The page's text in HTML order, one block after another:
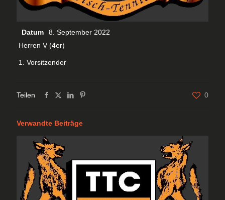
Datum
8. September 2022
Herren V (4er)
1. Vorsitzender
Teilen 0
Verwandte Beiträge